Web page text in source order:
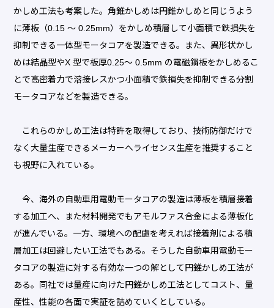
かしめ工法も考案した。角錐かしめは円錐かしめと同じうよう
に薄板（0.15 ～ 0.25mm）をかしめ積層して小面積で鉄損失を
抑制できる一体型モータコアを製造できる。また、異形状かし
めは結晶型やX 型で板厚0.25～ 0.5mm の電磁鋼板をかしめるこ
とで高密着力で溶接レスかつ小面積で鉄損失を抑制できる分割
モータコアなどを製造できる。
これらのかしめ工法は特許を取得しており、技術防御だけで
なく大量生産できるメーカーへライセンス生産を推奨すること
も視野に入れている。
今、海外の自動車用電動モータコアの製造は薄板を積層接着
する加工へ、また材料開発でもアモルファス合金による薄板化
が進んでいる。一方、環境への配慮を考えれば接着剤による積
層加工は回避したい工法でもある。そうした自動車用電動モー
タコアの製造に対する有効な一つの解として円錐かしめ工法が
ある。同社では量産に向けた円錐かしめ工法としてコスト、量
産性、性能の各面で実証を詰めていくとしている。